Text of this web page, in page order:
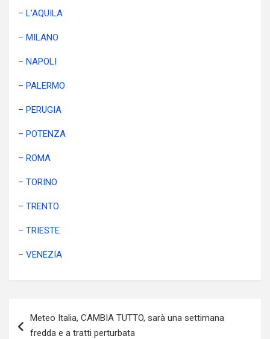
– L’AQUILA
– MILANO
– NAPOLI
– PALERMO
– PERUGIA
– POTENZA
– ROMA
– TORINO
– TRENTO
– TRIESTE
– VENEZIA
articoli
Meteo Italia, CAMBIA TUTTO, sarà una settimana
fredda e a tratti perturbata